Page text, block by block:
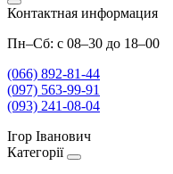
Контактная информация
Пн–Сб: с 08–30 до 18–00
(066) 892-81-44
(097) 563-99-91
(093) 241-08-04
Ігор Іванович
Категорії